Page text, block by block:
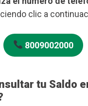
clic a
8009002000
tu Saldo